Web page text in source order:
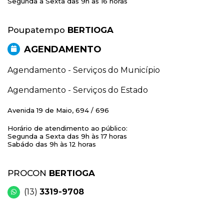
Poupatempo BERTIOGA
AGENDAMENTO
Agendamento - Serviços do Município
Agendamento - Serviços do Estado
Avenida 19 de Maio, 694 / 696
Horário de atendimento ao público:
Segunda a Sexta das 9h às 17 horas
Sabádo das 9h às 12 horas
PROCON BERTIOGA
(13) 3319-9708